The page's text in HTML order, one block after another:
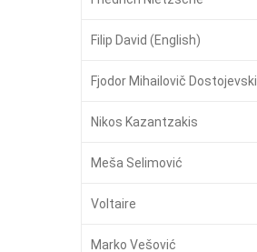
Filip David (English)
Fjodor Mihailovič Dostojevski
Nikos Kazantzakis
Meša Selimović
Voltaire
Marko Vešović